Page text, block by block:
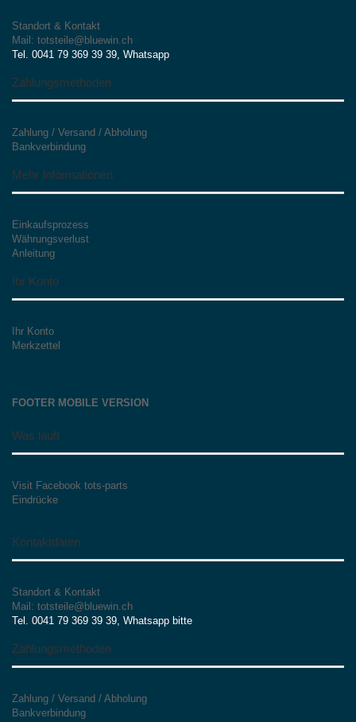
Standort & Kontakt
Mail: totsteile@bluewin.ch
Tel. 0041 79 369 39 39, Whatsapp
Zahlungsmethoden
Zahlung / Versand / Abholung
Bankverbindung
Mehr Informationen
Einkaufsprozess
Währungsverlust
Anleitung
Ihr Konto
Ihr Konto
Merkzettel
FOOTER MOBILE VERSION
Was läuft
Visit Facebook tots-parts
Eindrücke
Kontaktdaten
Standort & Kontakt
Mail: totsteile@bluewin.ch
Tel. 0041 79 369 39 39, Whatsapp bitte
Zahlungsmethoden
Zahlung / Versand / Abholung
Bankverbindung